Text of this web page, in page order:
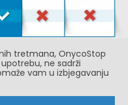
tretmana, OnycoStop
ne sadrži
vam u izbjegavanju